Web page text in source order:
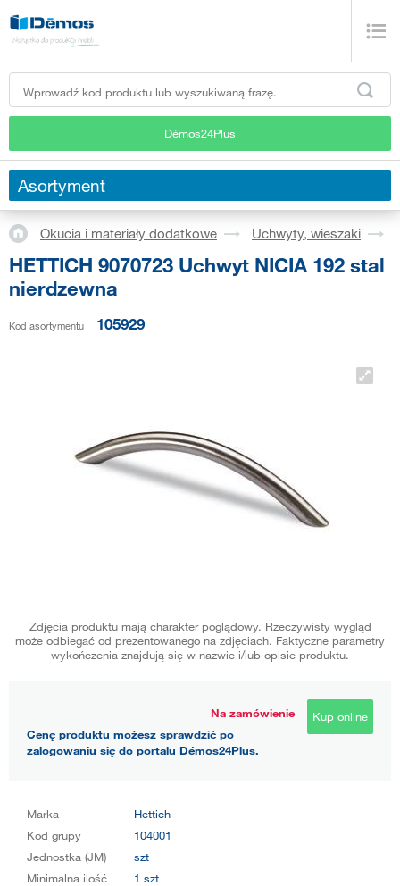
Démos24Plus
Asortyment
Okucia i materiały dodatkowe Uchwyty, wieszaki
HETTICH 9070723 Uchwyt NICIA 192 stal
nierdzewna
Kod asortymentu 105929
Zdjęcia produktu mają charakter poglądowy. Rzeczywisty wygląd
może odbiegać od prezentowanego na zdjęciach. Faktyczne parametry
wykończenia znajdują się w nazwie i/lub opisie produktu.
Na zamówienie
Cenę produktu możesz sprawdzić po
zalogowaniu się do portalu Démos24Plus.
Kup online
Marka
Hettich
Kod grupy
104001
Jednostka (JM)
szt
Minimalna ilość
1 szt